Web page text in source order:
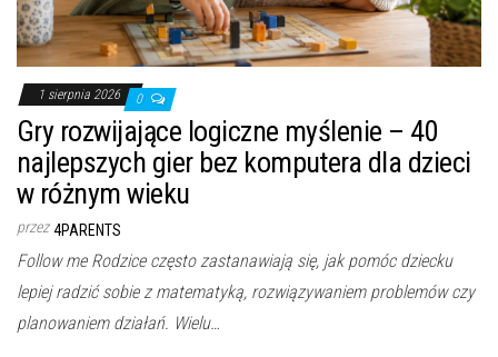
1 sierpnia 2026 0
Gry rozwijające logiczne myślenie – 40
najlepszych gier bez komputera dla dzieci
w różnym wieku
przez 4PARENTS
Follow me Rodzice często zastanawiają się, jak pomóc dziecku
lepiej radzić sobie z matematyką, rozwiązywaniem problemów czy
planowaniem działań. Wielu…